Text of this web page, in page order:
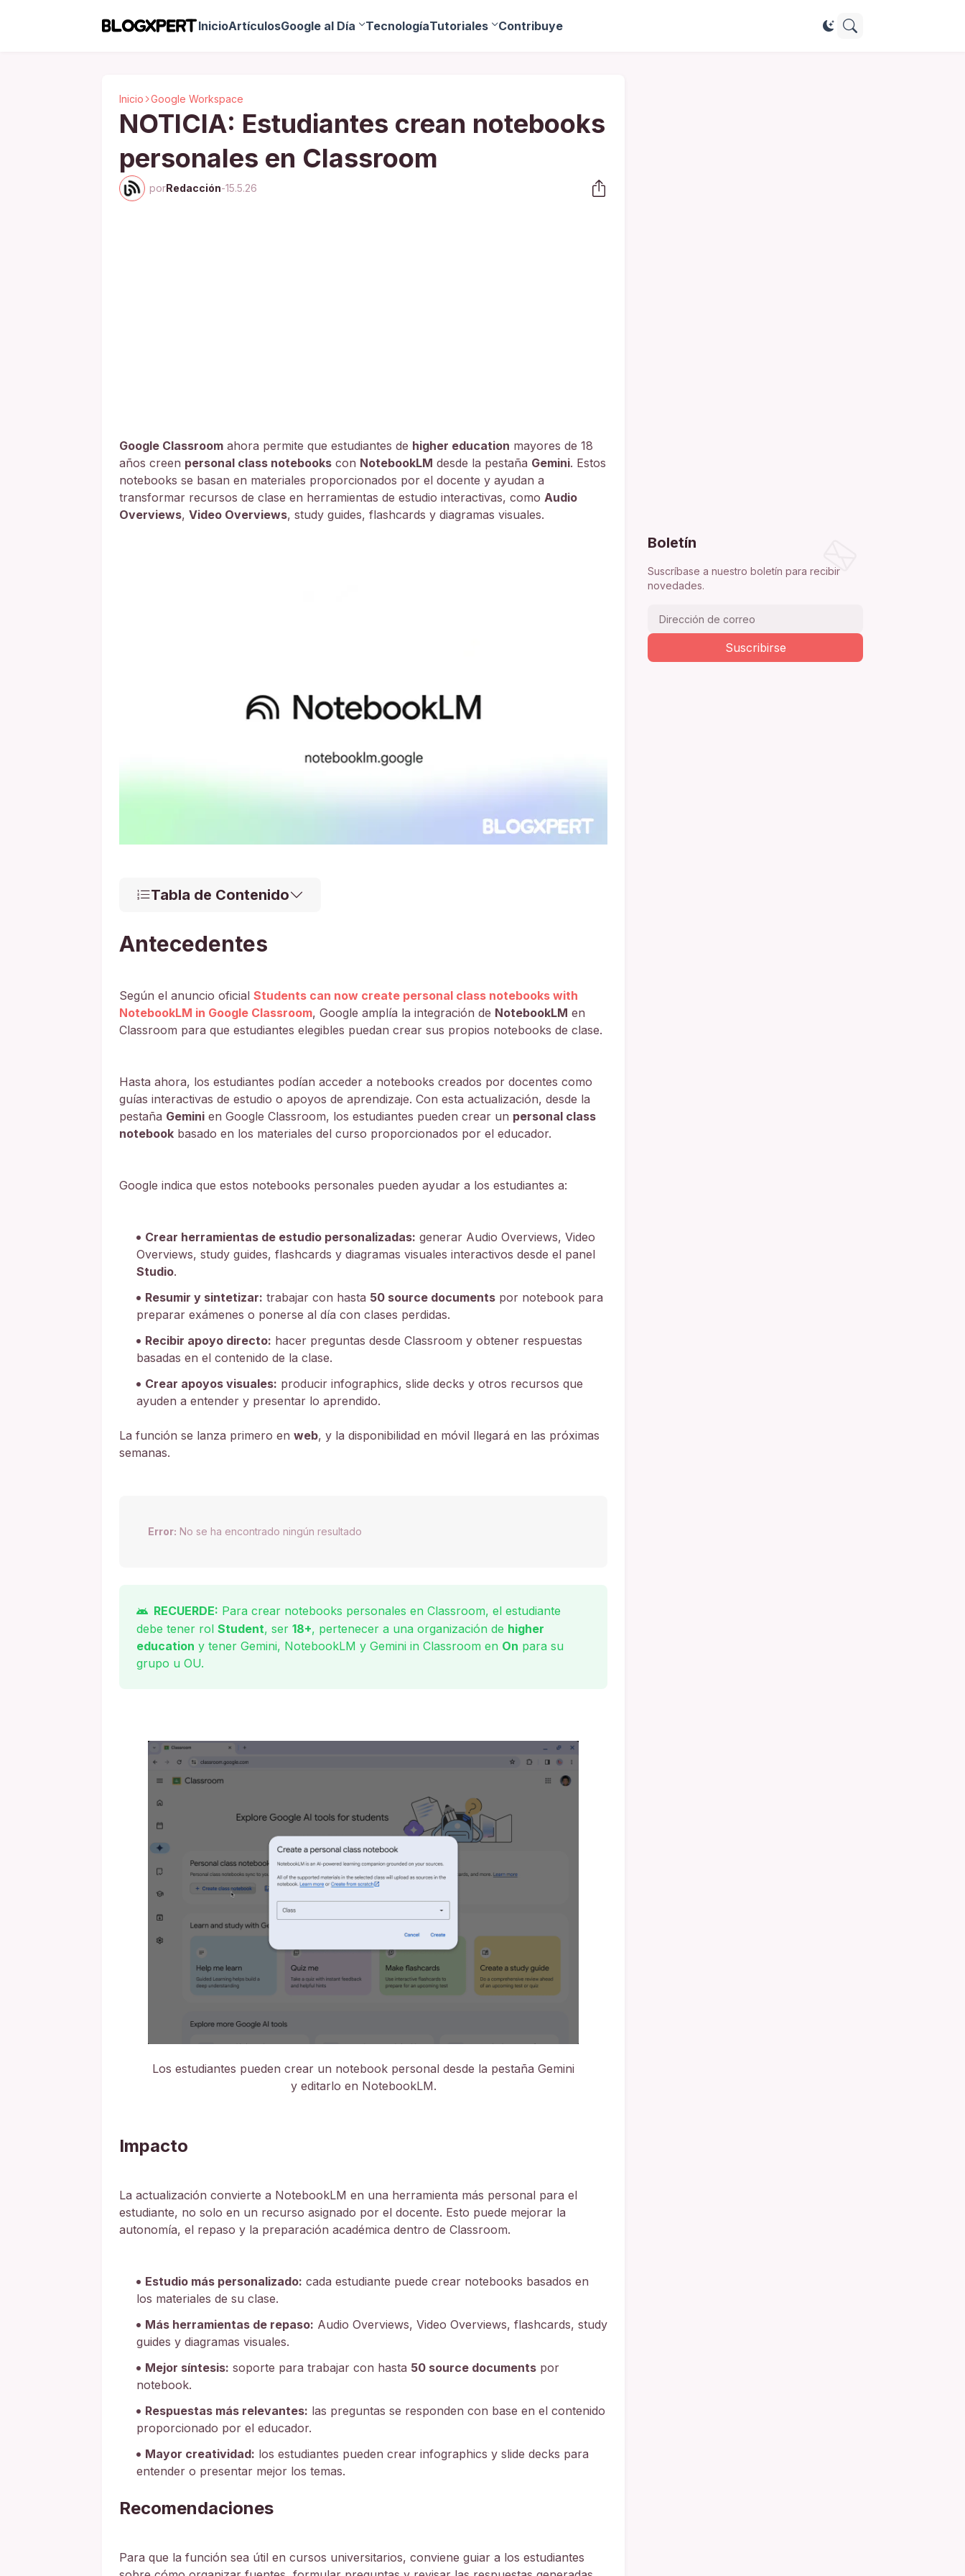
InicioArtículosGoogle al Día TecnologíaTutoriales Contribuye
Inicio Google Workspace
NOTICIA: Estudiantes crean notebooks
personales en Classroom
porRedacción-15.5.26
Google Classroom ahora permite que estudiantes de higher education mayores de 18
años creen personal class notebooks con NotebookLM desde la pestaña Gemini. Estos
notebooks se basan en materiales proporcionados por el docente y ayudan a
transformar recursos de clase en herramientas de estudio interactivas, como Audio
Overviews, Video Overviews, study guides, flashcards y diagramas visuales.
Tabla de Contenido
Antecedentes
Según el anuncio oficial Students can now create personal class notebooks with
NotebookLM in Google Classroom, Google amplía la integración de NotebookLM en
Classroom para que estudiantes elegibles puedan crear sus propios notebooks de clase.
Hasta ahora, los estudiantes podían acceder a notebooks creados por docentes como
guías interactivas de estudio o apoyos de aprendizaje. Con esta actualización, desde la
pestaña Gemini en Google Classroom, los estudiantes pueden crear un personal class
notebook basado en los materiales del curso proporcionados por el educador.
Google indica que estos notebooks personales pueden ayudar a los estudiantes a:
Crear herramientas de estudio personalizadas: generar Audio Overviews, Video
Overviews, study guides, flashcards y diagramas visuales interactivos desde el panel
Studio.
Resumir y sintetizar: trabajar con hasta 50 source documents por notebook para
preparar exámenes o ponerse al día con clases perdidas.
Recibir apoyo directo: hacer preguntas desde Classroom y obtener respuestas
basadas en el contenido de la clase.
Crear apoyos visuales: producir infographics, slide decks y otros recursos que
ayuden a entender y presentar lo aprendido.
La función se lanza primero en web, y la disponibilidad en móvil llegará en las próximas
semanas.
Error: No se ha encontrado ningún resultado
RECUERDE: Para crear notebooks personales en Classroom, el estudiante
debe tener rol Student, ser 18+, pertenecer a una organización de higher
education y tener Gemini, NotebookLM y Gemini in Classroom en On para su
grupo u OU.
Los estudiantes pueden crear un notebook personal desde la pestaña Gemini
y editarlo en NotebookLM.
Impacto
La actualización convierte a NotebookLM en una herramienta más personal para el
estudiante, no solo en un recurso asignado por el docente. Esto puede mejorar la
autonomía, el repaso y la preparación académica dentro de Classroom.
Estudio más personalizado: cada estudiante puede crear notebooks basados en
los materiales de su clase.
Más herramientas de repaso: Audio Overviews, Video Overviews, flashcards, study
guides y diagramas visuales.
Mejor síntesis: soporte para trabajar con hasta 50 source documents por
notebook.
Respuestas más relevantes: las preguntas se responden con base en el contenido
proporcionado por el educador.
Mayor creatividad: los estudiantes pueden crear infographics y slide decks para
entender o presentar mejor los temas.
Recomendaciones
Para que la función sea útil en cursos universitarios, conviene guiar a los estudiantes
Boletín
Suscríbase a nuestro boletín para recibir
novedades.